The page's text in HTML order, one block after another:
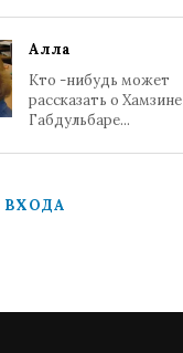
Алла
Кто -нибудь может
рассказать о Хамзине
Габдульбаре...